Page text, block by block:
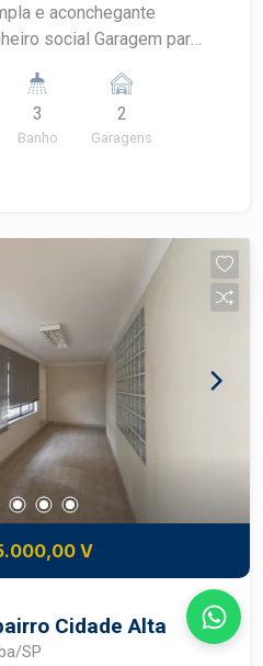
e aconchegante
social Garagem para
um dos bairros mais
financiamento -
em contato para mais
3
Banho
2
Garagens
V
Cidade Alta
SP